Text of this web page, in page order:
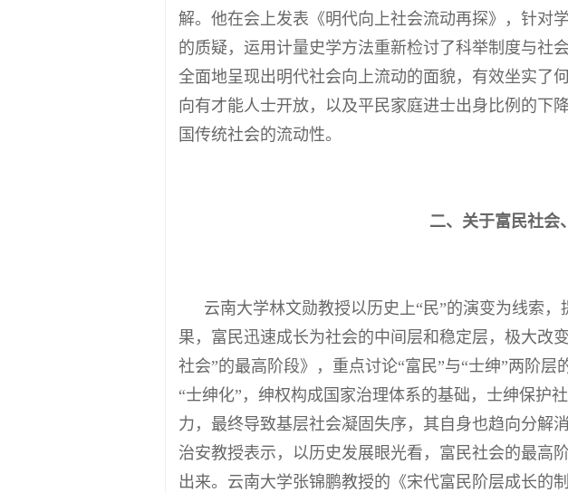
解。他在会上发表《明代向上社会流动再探》，针对
的质疑，运用计量史学方法重新检讨了科举制度与社
全面地呈现出明代社会向上流动的面貌，有效坐实了
向有才能人士开放，以及平民家庭进士出身比例的下
国传统社会的流动性。
二、关于富民社会
云南大学林文勋教授以历史上“民”的演变为线索
果，富民迅速成长为社会的中间层和稳定层，极大改
社会”的最高阶段》，重点讨论“富民”与“士绅”两阶
“士绅化”，绅权构成国家治理体系的基础，士绅保护
力，最终导致基层社会凝固失序，其自身也趋向分解
治安教授表示，以历史发展眼光看，富民社会的最高
出来。云南大学张锦鹏教授的《宋代富民阶层成长的